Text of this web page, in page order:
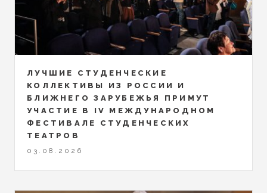
ЛУЧШИЕ СТУДЕНЧЕСКИЕ
КОЛЛЕКТИВЫ ИЗ РОССИИ И
БЛИЖНЕГО ЗАРУБЕЖЬЯ ПРИМУТ
УЧАСТИЕ В IV МЕЖДУНАРОДНОМ
ФЕСТИВАЛЕ СТУДЕНЧЕСКИХ
ТЕАТРОВ
03.08.2026